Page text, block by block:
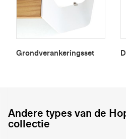
Grondverankeringsset
Andere types van de
collectie